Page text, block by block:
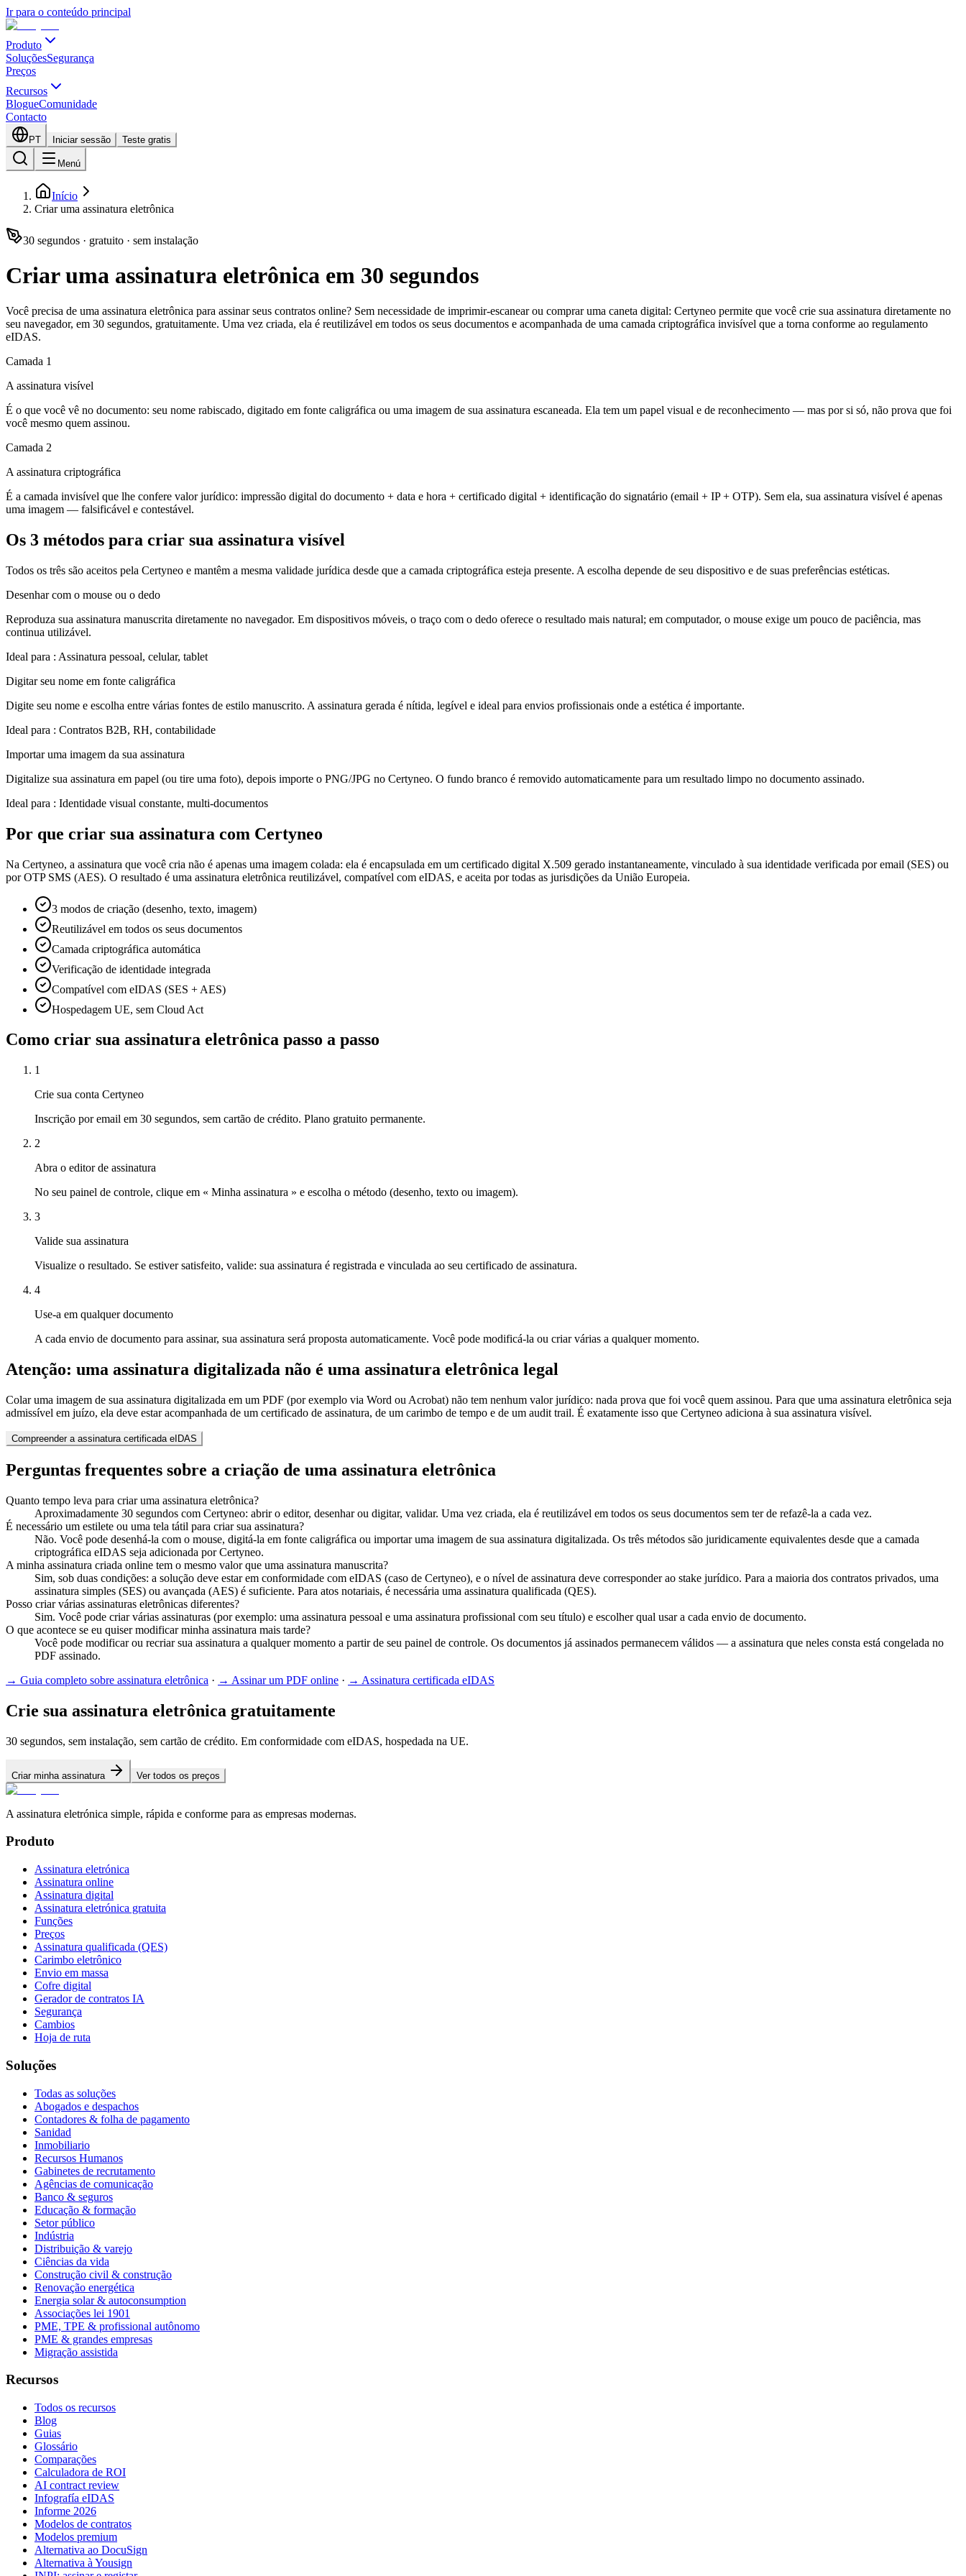
Ir para o conteúdo principal
Produto
SoluçõesSegurança
Preços
Recursos
BlogueComunidade
Contacto
PT Iniciar sessão Teste gratis
Menú
Início
Criar uma assinatura eletrônica
30 segundos · gratuito · sem instalação
Criar uma assinatura eletrônica em 30 segundos
Você precisa de uma assinatura eletrônica para assinar seus contratos online? Sem necessidade de imprimir-escanear ou comprar uma caneta digital: Certyneo permite que você crie sua assinatura diretamente no
seu navegador, em 30 segundos, gratuitamente. Uma vez criada, ela é reutilizável em todos os seus documentos e acompanhada de uma camada criptográfica invisível que a torna conforme ao regulamento
eIDAS.
Camada 1
A assinatura visível
É o que você vê no documento: seu nome rabiscado, digitado em fonte caligráfica ou uma imagem de sua assinatura escaneada. Ela tem um papel visual e de reconhecimento — mas por si só, não prova que foi
você mesmo quem assinou.
Camada 2
A assinatura criptográfica
É a camada invisível que lhe confere valor jurídico: impressão digital do documento + data e hora + certificado digital + identificação do signatário (email + IP + OTP). Sem ela, sua assinatura visível é apenas
uma imagem — falsificável e contestável.
Os 3 métodos para criar sua assinatura visível
Todos os três são aceitos pela Certyneo e mantêm a mesma validade jurídica desde que a camada criptográfica esteja presente. A escolha depende de seu dispositivo e de suas preferências estéticas.
Desenhar com o mouse ou o dedo
Reproduza sua assinatura manuscrita diretamente no navegador. Em dispositivos móveis, o traço com o dedo oferece o resultado mais natural; em computador, o mouse exige um pouco de paciência, mas
continua utilizável.
Ideal para : Assinatura pessoal, celular, tablet
Digitar seu nome em fonte caligráfica
Digite seu nome e escolha entre várias fontes de estilo manuscrito. A assinatura gerada é nítida, legível e ideal para envios profissionais onde a estética é importante.
Ideal para : Contratos B2B, RH, contabilidade
Importar uma imagem da sua assinatura
Digitalize sua assinatura em papel (ou tire uma foto), depois importe o PNG/JPG no Certyneo. O fundo branco é removido automaticamente para um resultado limpo no documento assinado.
Ideal para : Identidade visual constante, multi-documentos
Por que criar sua assinatura com Certyneo
Na Certyneo, a assinatura que você cria não é apenas uma imagem colada: ela é encapsulada em um certificado digital X.509 gerado instantaneamente, vinculado à sua identidade verificada por email (SES) ou
por OTP SMS (AES). O resultado é uma assinatura eletrônica reutilizável, compatível com eIDAS, e aceita por todas as jurisdições da União Europeia.
3 modos de criação (desenho, texto, imagem)
Reutilizável em todos os seus documentos
Camada criptográfica automática
Verificação de identidade integrada
Compatível com eIDAS (SES + AES)
Hospedagem UE, sem Cloud Act
Como criar sua assinatura eletrônica passo a passo
1
Crie sua conta Certyneo
Inscrição por email em 30 segundos, sem cartão de crédito. Plano gratuito permanente.
2
Abra o editor de assinatura
No seu painel de controle, clique em « Minha assinatura » e escolha o método (desenho, texto ou imagem).
3
Valide sua assinatura
Visualize o resultado. Se estiver satisfeito, valide: sua assinatura é registrada e vinculada ao seu certificado de assinatura.
4
Use-a em qualquer documento
A cada envio de documento para assinar, sua assinatura será proposta automaticamente. Você pode modificá-la ou criar várias a qualquer momento.
Atenção: uma assinatura digitalizada não é uma assinatura eletrônica legal
Colar uma imagem de sua assinatura digitalizada em um PDF (por exemplo via Word ou Acrobat) não tem nenhum valor jurídico: nada prova que foi você quem assinou. Para que uma assinatura eletrônica seja
admissível em juízo, ela deve estar acompanhada de um certificado de assinatura, de um carimbo de tempo e de um audit trail. É exatamente isso que Certyneo adiciona à sua assinatura visível.
Compreender a assinatura certificada eIDAS
Perguntas frequentes sobre a criação de uma assinatura eletrônica
Quanto tempo leva para criar uma assinatura eletrônica?
Aproximadamente 30 segundos com Certyneo: abrir o editor, desenhar ou digitar, validar. Uma vez criada, ela é reutilizável em todos os seus documentos sem ter de refazê-la a cada vez.
É necessário um estilete ou uma tela tátil para criar sua assinatura?
Não. Você pode desenhá-la com o mouse, digitá-la em fonte caligráfica ou importar uma imagem de sua assinatura digitalizada. Os três métodos são juridicamente equivalentes desde que a camada
criptográfica eIDAS seja adicionada por Certyneo.
A minha assinatura criada online tem o mesmo valor que uma assinatura manuscrita?
Sim, sob duas condições: a solução deve estar em conformidade com eIDAS (caso de Certyneo), e o nível de assinatura deve corresponder ao stake jurídico. Para a maioria dos contratos privados, uma
assinatura simples (SES) ou avançada (AES) é suficiente. Para atos notariais, é necessária uma assinatura qualificada (QES).
Posso criar várias assinaturas eletrônicas diferentes?
Sim. Você pode criar várias assinaturas (por exemplo: uma assinatura pessoal e uma assinatura profissional com seu título) e escolher qual usar a cada envio de documento.
O que acontece se eu quiser modificar minha assinatura mais tarde?
Você pode modificar ou recriar sua assinatura a qualquer momento a partir de seu painel de controle. Os documentos já assinados permanecem válidos — a assinatura que neles consta está congelada no
PDF assinado.
→ Guia completo sobre assinatura eletrônica · → Assinar um PDF online · → Assinatura certificada eIDAS
Crie sua assinatura eletrônica gratuitamente
30 segundos, sem instalação, sem cartão de crédito. Em conformidade com eIDAS, hospedada na UE.
Criar minha assinatura Ver todos os preços
A assinatura eletrónica simple, rápida e conforme para as empresas modernas.
Produto
Assinatura eletrónica
Assinatura online
Assinatura digital
Assinatura eletrónica gratuita
Funções
Preços
Assinatura qualificada (QES)
Carimbo eletrônico
Envio em massa
Cofre digital
Gerador de contratos IA
Segurança
Cambios
Hoja de ruta
Soluções
Todas as soluções
Abogados e despachos
Contadores & folha de pagamento
Sanidad
Inmobiliario
Recursos Humanos
Gabinetes de recrutamento
Agências de comunicação
Banco & seguros
Educação & formação
Setor público
Indústria
Distribuição & varejo
Ciências da vida
Construção civil & construção
Renovação energética
Energia solar & autoconsumption
Associações lei 1901
PME, TPE & profissional autônomo
PME & grandes empresas
Migração assistida
Recursos
Todos os recursos
Blog
Guias
Glossário
Comparações
Calculadora de ROI
AI contract review
Infografía eIDAS
Informe 2026
Modelos de contratos
Modelos premium
Alternativa ao DocuSign
Alternativa à Yousign